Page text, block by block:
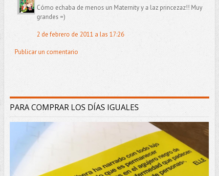
Cómo echaba de menos un Maternity y a laz princezaz!! Muy
grandes =)
2 de febrero de 2011 a las 17:26
Publicar un comentario
PARA COMPRAR LOS DÍAS IGUALES